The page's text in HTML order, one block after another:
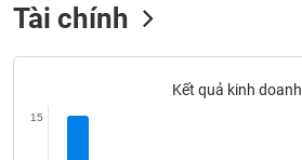
Tài chính
Kết quả kinh doanh
15
đạo
(-)